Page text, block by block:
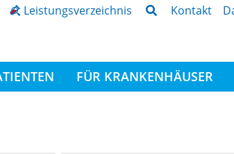
Leistungsverzeichnis Kontakt
FÜR KRANKENHÄUSER